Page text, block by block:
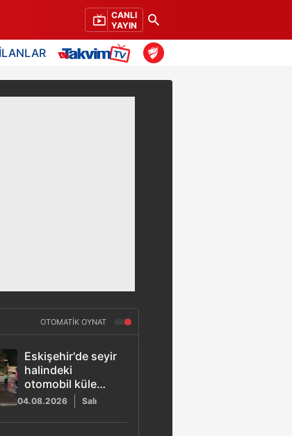
CANLI
YAYIN
OTOMATİK OYNAT
Eskişehir'de seyir
halindeki
otomobil küle
döndü: Sürücü
04.08.2026 Salı